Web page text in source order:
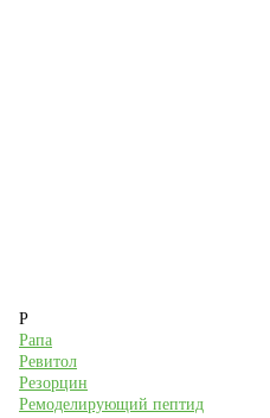
Р
Рапа
Ревитол
Резорцин
Ремоделирующий пептид